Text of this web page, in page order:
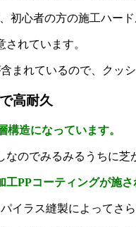
初心者の方の施工ハード
れています。
まれているので、クッ
高耐久
構造になっています。
のでみるみるうちに芝
工PPコーティングが施
イラス縫製によってさ